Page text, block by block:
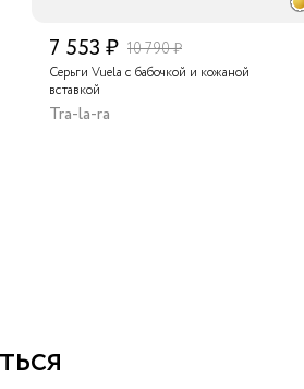
7 553 ₽ 10 790 ₽
Серьги Vuela с бабочкой и кожаной
вставкой
Tra-la-ra